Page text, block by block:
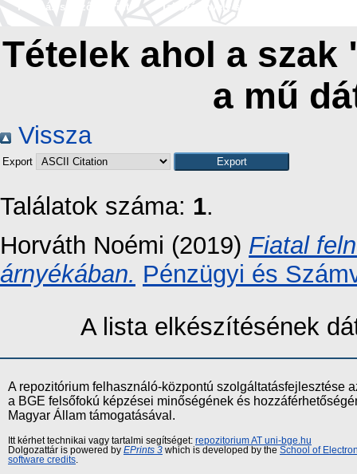
Tallózás szerző szerint
Tallózás nyelv szerint
Tételek ahol a
a mű
Vissza
Export
Találatok száma: 1.
Horváth Noémi (2019) Fiatal
árnyékában. Pénzügyi és
A lista elkészítésének
A repozitórium felhasználó-központú szolgáltatásfejlesztése
a BGE felsőfokú képzései minőségének és
Magyar Állam támogatásával.
Itt kérhet technikai vagy tartalmi segítséget: repozitorium AT uni-bge.hu
Dolgozattár is powered by EPrints 3 which is developed by the School of
software credits